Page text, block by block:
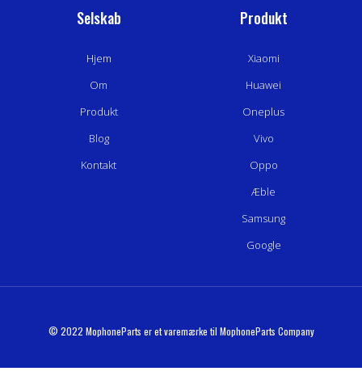
Selskab
Hjem
Om
Produkt
Blog
Kontakt
Produkt
Xiaomi
Huawei
Oneplus
Vivo
Oppo
Æble
Samsung
Google
© 2022 MophoneParts er et varemærke til MophoneParts Company